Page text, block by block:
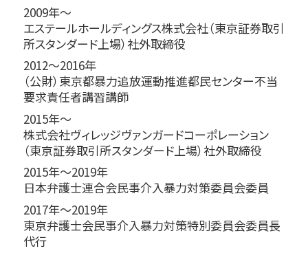
2009年～
エステールホールディングス株式会社（東京証券取引
所スタンダード上場）社外取締役
2012～2016年
（公財）東京都暴力追放運動推進都民センター不当
要求責任者講習講師
2015年～
株式会社ヴィレッジヴァンガードコーポレーション
（東京証券取引所スタンダード上場）社外取締役
2015年～2019年
日本弁護士連合会民事介入暴力対策委員会委員
2017年～2019年
東京弁護士会民事介入暴力対策特別委員会委員長
代行